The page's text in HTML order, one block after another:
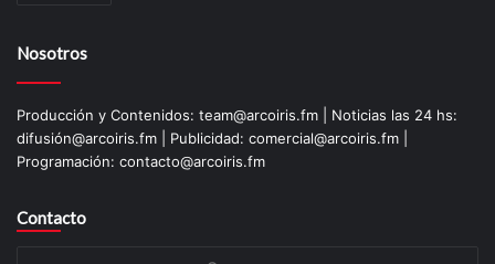
Nosotros
Producción y Contenidos: team@arcoiris.fm | Noticias las 24 hs:
difusión@arcoiris.fm | Publicidad: comercial@arcoiris.fm |
Programación: contacto@arcoiris.fm
Contacto